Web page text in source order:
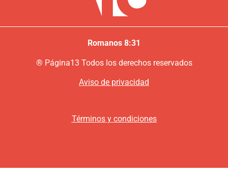
Romanos 8:31
® Página13 Todos los derechos reservados
Aviso de privacidad
Términos y condiciones